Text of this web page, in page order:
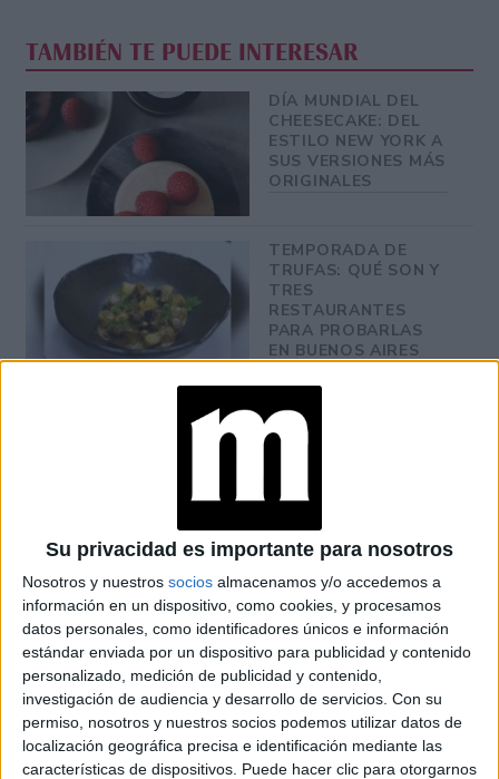
Su privacidad es importante para nosotros
Nosotros y nuestros socios almacenamos y/o accedemos a
información en un dispositivo, como cookies, y procesamos
datos personales, como identificadores únicos e información
estándar enviada por un dispositivo para publicidad y contenido
personalizado, medición de publicidad y contenido,
investigación de audiencia y desarrollo de servicios. Con su
permiso, nosotros y nuestros socios podemos utilizar datos de
localización geográfica precisa e identificación mediante las
características de dispositivos. Puede hacer clic para otorgarnos
TAMBIÉN TE PUEDE INTERESAR
DÍA MUNDIAL DEL
CHEESECAKE: DEL
ESTILO NEW YORK A
SUS VERSIONES MÁS
ORIGINALES
TEMPORADA DE
TRUFAS: QUÉ SON Y
TRES
RESTAURANTES
PARA PROBARLAS
EN BUENOS AIRES
ANA IRIE, LA
PASTELERA QUE
CONVIERTE LOS
INOLVIDABLES:
“CUANDO ALGO ES
TENDENCIA, HAY
QUE DARLE UNA
MIRADA PROPIA”
LES FRUITS: LA
HISTORIA DE LOS
POSTRES VIRALES
FRANCESES DE
JOAQUÍN PANTUSO
QUE
CONQUISTARON